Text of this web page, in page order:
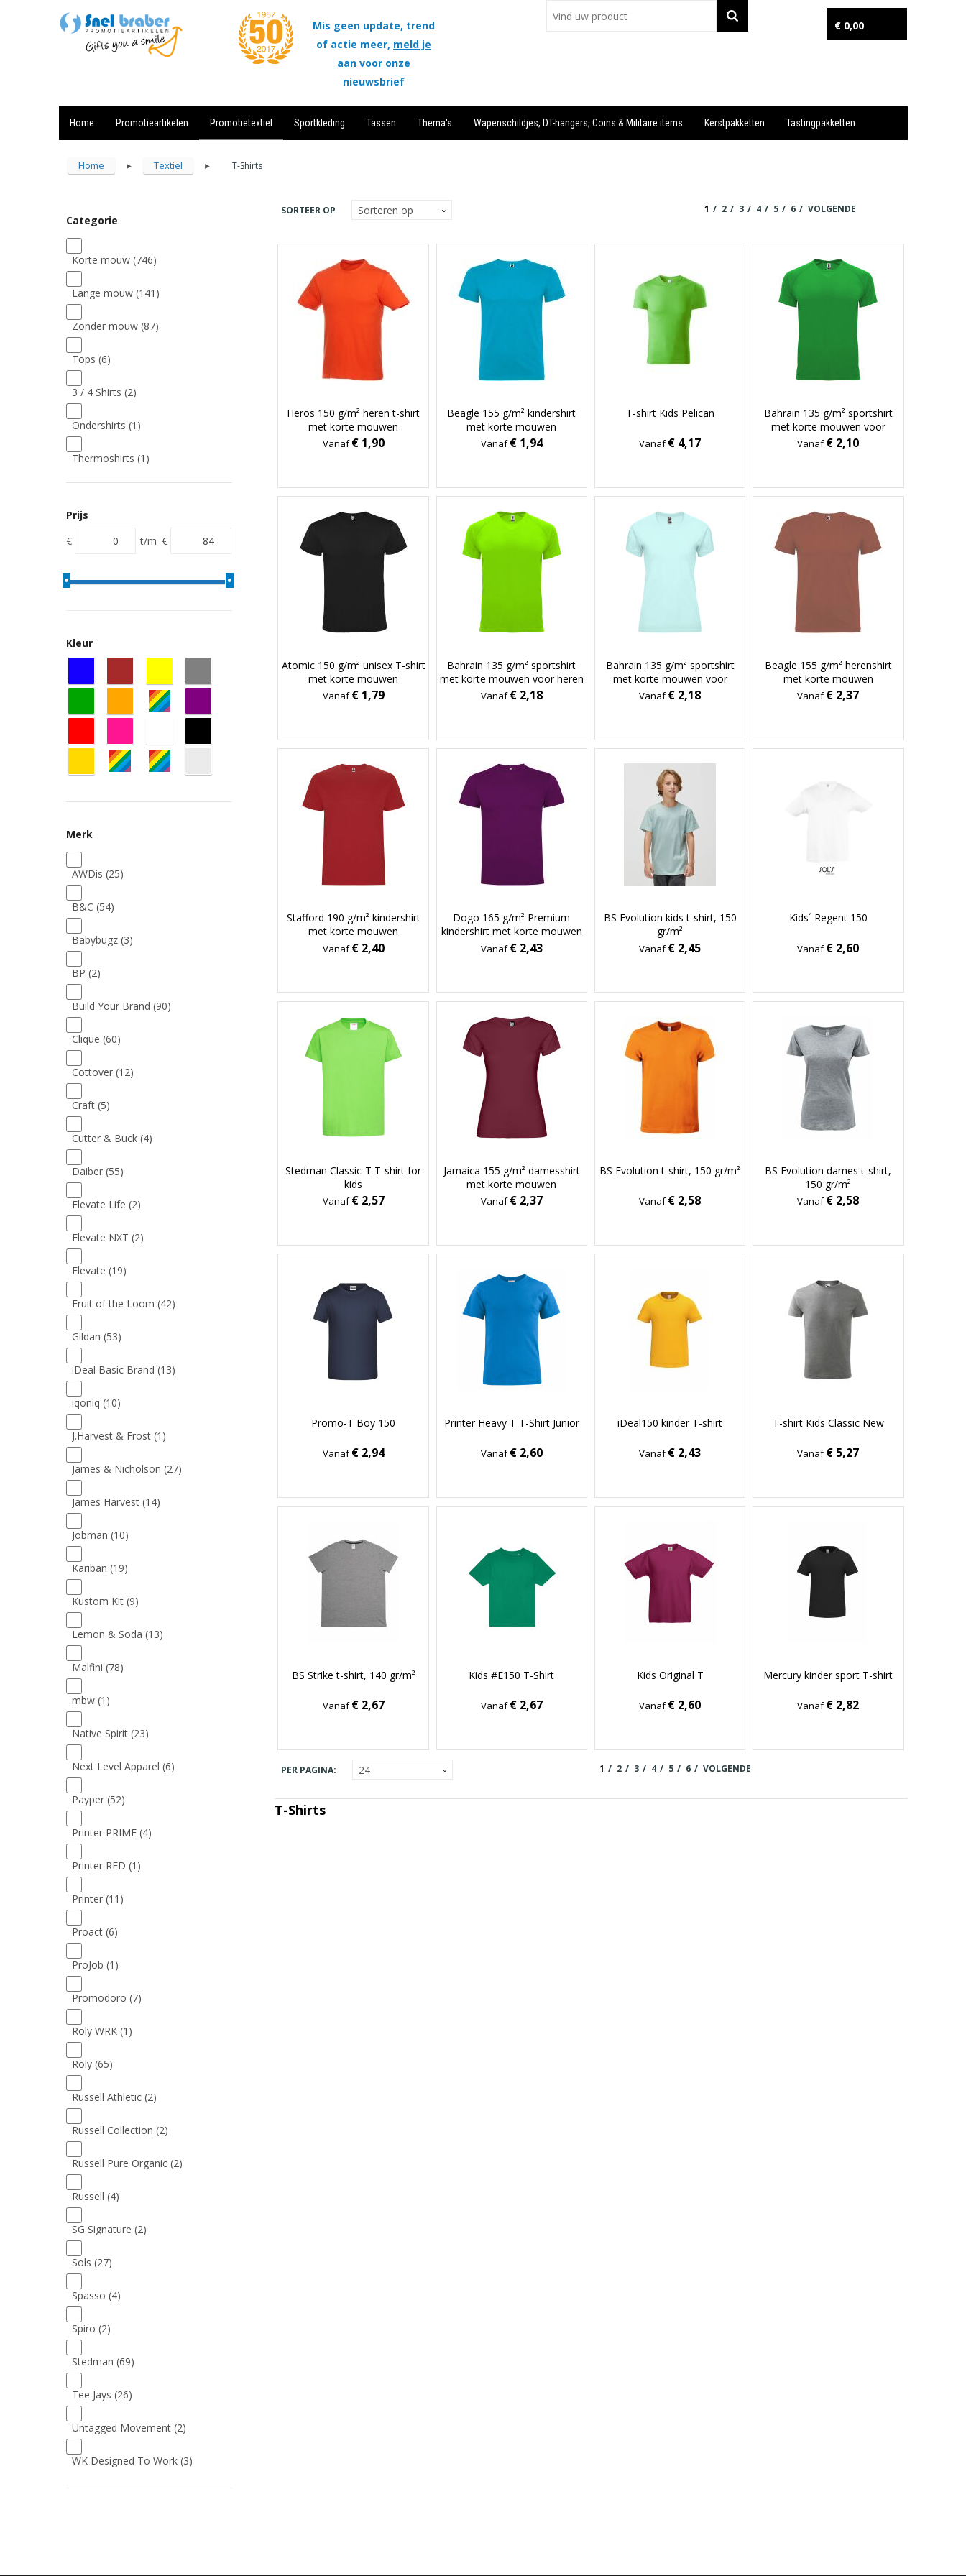
Mis geen update, trend
of actie meer, meld je
aan voor onze
nieuwsbrief
€ 0,00
Home Promotieartikelen Promotietextiel Sportkleding Tassen Thema's Wapenschildjes, DT-hangers, Coins & Militaire items Kerstpakketten Tastingpakketten
Home ► Textiel ► T-Shirts
Categorie
Korte mouw (746)
Lange mouw (141)
Zonder mouw (87)
Tops (6)
3 / 4 Shirts (2)
Ondershirts (1)
Thermoshirts (1)
Prijs
€
t/m €
Kleur
Merk
AWDis (25)
B&C (54)
Babybugz (3)
BP (2)
Build Your Brand (90)
Clique (60)
Cottover (12)
Craft (5)
Cutter & Buck (4)
Daiber (55)
Elevate Life (2)
Elevate NXT (2)
Elevate (19)
Fruit of the Loom (42)
Gildan (53)
iDeal Basic Brand (13)
iqoniq (10)
J.Harvest & Frost (1)
James & Nicholson (27)
James Harvest (14)
Jobman (10)
Kariban (19)
Kustom Kit (9)
Lemon & Soda (13)
Malfini (78)
mbw (1)
Native Spirit (23)
Next Level Apparel (6)
Payper (52)
Printer PRIME (4)
Printer RED (1)
Printer (11)
Proact (6)
ProJob (1)
Promodoro (7)
Roly WRK (1)
Roly (65)
Russell Athletic (2)
Russell Collection (2)
Russell Pure Organic (2)
Russell (4)
SG Signature (2)
Sols (27)
Spasso (4)
Spiro (2)
Stedman (69)
Tee Jays (26)
Untagged Movement (2)
WK Designed To Work (3)
SORTEER OP 1 2 3 4 5 6 VOLGENDE
Heros 150 g/m² heren t-shirt
met korte mouwen
Vanaf€ 1,90
Beagle 155 g/m² kindershirt
met korte mouwen
Vanaf€ 1,94
T-shirt Kids Pelican
Vanaf€ 4,17
Bahrain 135 g/m² sportshirt
met korte mouwen voor
kinderen
Vanaf€ 2,10
Atomic 150 g/m² unisex T-shirt
met korte mouwen
Vanaf€ 1,79
Bahrain 135 g/m² sportshirt
met korte mouwen voor heren
Vanaf€ 2,18
Bahrain 135 g/m² sportshirt
met korte mouwen voor
dames
Vanaf€ 2,18
Beagle 155 g/m² herenshirt
met korte mouwen
Vanaf€ 2,37
Stafford 190 g/m² kindershirt
met korte mouwen
Vanaf€ 2,40
Dogo 165 g/m² Premium
kindershirt met korte mouwen
Vanaf€ 2,43
BS Evolution kids t-shirt, 150
gr/m²
Vanaf€ 2,45
Kids´ Regent 150
Vanaf€ 2,60
Stedman Classic-T T-shirt for
kids
Vanaf€ 2,57
Jamaica 155 g/m² damesshirt
met korte mouwen
Vanaf€ 2,37
BS Evolution t-shirt, 150 gr/m²
Vanaf€ 2,58
BS Evolution dames t-shirt,
150 gr/m²
Vanaf€ 2,58
Promo-T Boy 150
Vanaf€ 2,94
Printer Heavy T T-Shirt Junior
Vanaf€ 2,60
iDeal150 kinder T-shirt
Vanaf€ 2,43
T-shirt Kids Classic New
Vanaf€ 5,27
BS Strike t-shirt, 140 gr/m²
Vanaf€ 2,67
Kids #E150 T-Shirt
Vanaf€ 2,67
Kids Original T
Vanaf€ 2,60
Mercury kinder sport T-shirt
Vanaf€ 2,82
PER PAGINA: 1 2 3 4 5 6 VOLGENDE
T-Shirts